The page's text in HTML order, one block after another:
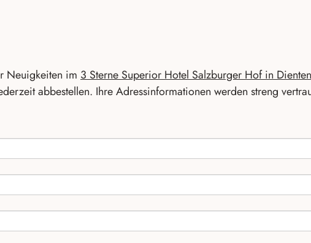
Neuigkeiten im 3 Sterne Superior Hotel Salzburger Hof in
abbestellen. Ihre Adressinformationen werden streng